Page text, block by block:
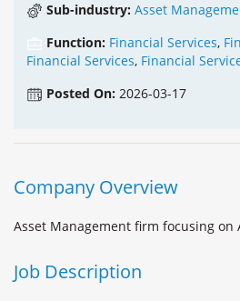
Sub-industry:Asset
Function: Financial Services,
Financial Services, Financial
Posted On: 2026-03-17
Company Overview
Asset Management firm focusing on
Job Description